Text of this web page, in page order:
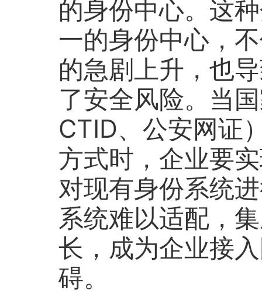
的身份中心。这
一的身份中心，
的急剧上升，也
了安全风险。当
CTID、公安网证
方式时，企业要
对现有身份系统
系统难以适配，
长，成为企业接
碍。